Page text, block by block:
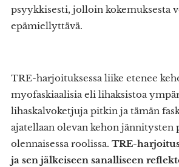
psyykkisesti, jolloin kokemuksesta
epämiellyttävä.
TRE-harjoituksessa liike etenee
myofaskiaalisia eli lihaksistoa
lihaskalvoketjuja pitkin ja tämän
ajatellaan olevan kehon jännitysten
olennaisessa roolissa. TRE-
ja sen jälkeiseen sanalliseen